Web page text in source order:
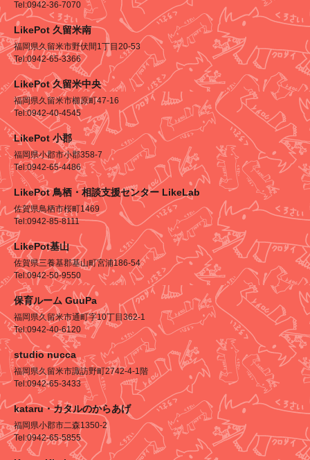
Tel:0942-36-7070
LikePot 久留米南
福岡県久留米市野伏間1丁目20-53
Tel:0942-65-3366
LikePot 久留米中央
福岡県久留米市櫛原町47-16
Tel:0942-40-4545
LikePot 小郡
福岡県小郡市小郡358-7
Tel:0942-65-4486
LikePot 鳥栖・相談支援センター LikeLab
佐賀県鳥栖市桜町1469
Tel:0942-85-8111
LikePot基山
佐賀県三養基郡基山町宮浦186-54
Tel:0942-50-9550
保育ルーム GuuPa
福岡県久留米市通町字10丁目362-1
Tel:0942-40-6120
studio nucca
福岡県久留米市諏訪野町2742-4-1階
Tel:0942-65-3433
kataru・カタルのからあげ
福岡県小郡市二森1350-2
Tel:0942-65-5855